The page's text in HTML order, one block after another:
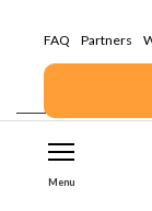
Menu
FAQ Partners